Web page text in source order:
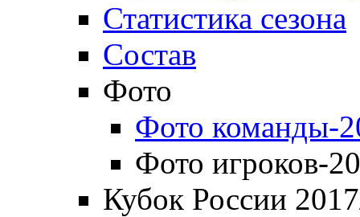
Статистика сезона
Состав
Фото
Фото команды-
Фото игроков-
Кубок России